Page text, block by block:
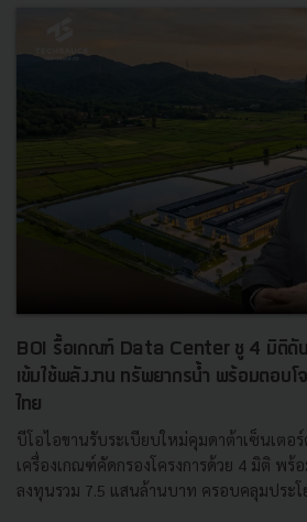
BOI รื้อเกณฑ์ Data Center ชู 4 มิติดั
เข้มใช้พลังงาน ทรัพยากรน้ำ พร้อมตอบโ
ไทย
บีโอไอขานรับระเบียบใหม่คุมดาต้าเซ็นเตอ
เครื่องเกณฑ์คัดกรองโครงการด้วย 4 มิติ พร้
ลงทุนรวม 7.5 แสนล้านบาท ครอบคลุมประ